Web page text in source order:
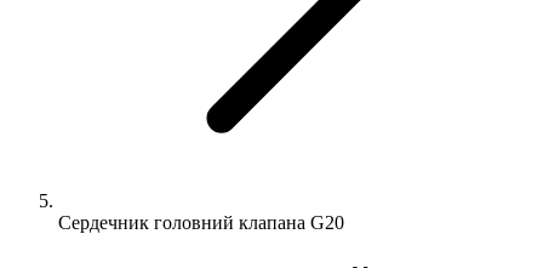
Сердечник головний клапана G20